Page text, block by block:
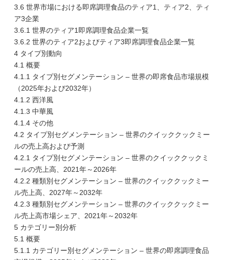
3.6 世界市場における即席調理食品のティア1、ティア2、ティ
ア3企業
3.6.1 世界のティア1即席調理食品企業一覧
3.6.2 世界のティア2およびティア3即席調理食品企業一覧
4 タイプ別動向
4.1 概要
4.1.1 タイプ別セグメンテーション – 世界の即席食品市場規模
（2025年および2032年）
4.1.2 西洋風
4.1.3 中華風
4.1.4 その他
4.2 タイプ別セグメンテーション – 世界のクイッククックミー
ルの売上高および予測
4.2.1 タイプ別セグメンテーション – 世界のクイッククックミ
ールの売上高、2021年～2026年
4.2.2 種類別セグメンテーション – 世界のクイッククックミー
ル売上高、2027年～2032年
4.2.3 種類別セグメンテーション – 世界のクイッククックミー
ル売上高市場シェア、2021年～2032年
5 カテゴリー別分析
5.1 概要
5.1.1 カテゴリー別セグメンテーション – 世界の即席調理食品